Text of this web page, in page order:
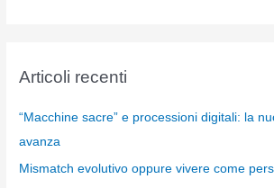
Articoli recenti
“Macchine sacre” e processioni digitali: la
avanza
Mismatch evolutivo oppure vivere come